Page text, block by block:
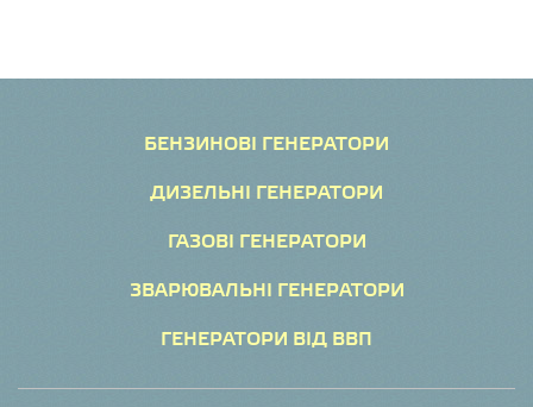
БЕНЗИНОВІ ГЕНЕРАТОРИ
ДИЗЕЛЬНІ ГЕНЕРАТОРИ
ГАЗОВІ ГЕНЕРАТОРИ
ЗВАРЮВАЛЬНІ ГЕНЕРАТОРИ
ГЕНЕРАТОРИ ВІД ВВП